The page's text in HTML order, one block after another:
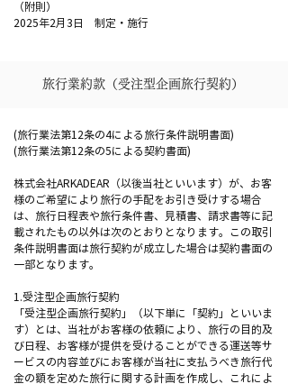
（附則）
2025年2月3日 制定・施行
旅行業約款（受注型企画旅行契約）
(旅行業法第12条の4による旅行条件説明書面)
(旅行業法第12条の5による契約書面)
株式会社ARKADEAR（以後当社といいます）が、お客
様のご希望により旅行の手配をお引き受けする場合
は、旅行日程表や旅行条件書、見積書、請求書等に記
載されたもの以外は次のとおりとなります。この取引
条件説明書面は旅行契約が成立した場合は契約書面の
一部となります。
1.受注型企画旅行契約
「受注型企画旅行契約」（以下単に「契約」といいま
す）とは、当社がお客様の依頼により、旅行の目的及
び日程、お客様が提供を受けることができる運送等サ
ービスの内容並びにお客様が当社に支払うべき旅行代
金の額を定めた旅行に関する計画を作成し、これによ